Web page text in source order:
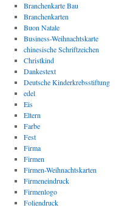
Branchenkarte Bau
Branchenkarten
Buon Natale
Business-Weihnachtskarte
chinesische Schriftzeichen
Christkind
Dankestext
Deutsche Kinderkrebsstiftung
edel
Eis
Eltern
Farbe
Fest
Firma
Firmen
Firmen-Weihnachtskarten
Firmeneindruck
Firmenlogo
Foliendruck